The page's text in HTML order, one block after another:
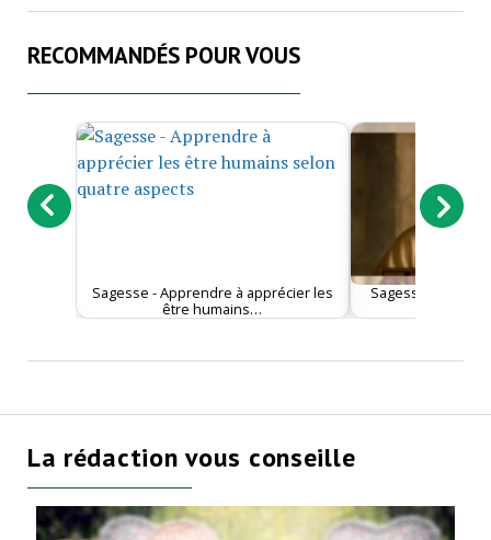
RECOMMANDÉS POUR VOUS
Sagesse - Apprendre à apprécier les
être humains…
Sagesse - Le
La rédaction vous conseille